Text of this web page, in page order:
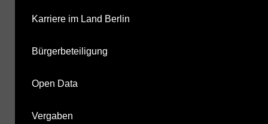
Karriere im Land Berlin
Bürgerbeteiligung
Open Data
Vergaben